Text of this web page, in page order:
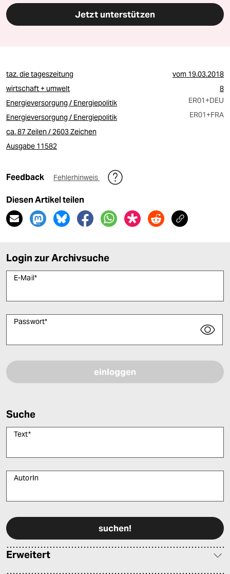
Jetzt unterstützen
taz. die tageszeitung vom 19.03.2018
wirtschaft + umwelt
8
Energieversorgung / Energiepolitik
ER01+DEU
Energieversorgung / Energiepolitik
ER01+FRA
ca. 87 Zeilen / 2603 Zeichen
Ausgabe 11582
Feedback Fehlerhinweis
Diesen Artikel teilen
Login zur Archivsuche
E-Mail*
Passwort*
Suche
Text*
AutorIn
Erweitert